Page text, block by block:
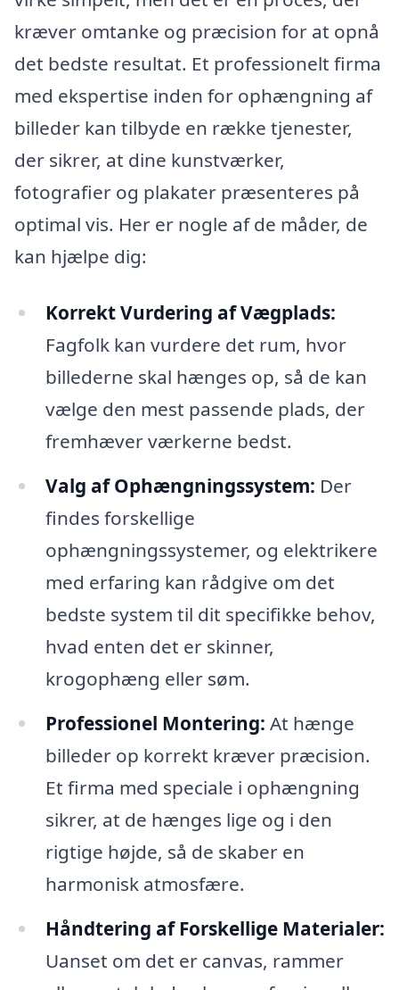
kræver omtanke og præcision for at opnå
det bedste resultat. Et professionelt firma
med ekspertise inden for ophængning af
billeder kan tilbyde en række tjenester,
der sikrer, at dine kunstværker,
fotografier og plakater præsenteres på
optimal vis. Her er nogle af de måder, de
kan hjælpe dig:
Korrekt Vurdering af Vægplads:
Fagfolk kan vurdere det rum, hvor
billederne skal hænges op, så de kan
vælge den mest passende plads, der
fremhæver værkerne bedst.
Valg af Ophængningssystem: Der
findes forskellige
ophængningssystemer, og elektrikere
med erfaring kan rådgive om det
bedste system til dit specifikke behov,
hvad enten det er skinner,
krogophæng eller søm.
Professionel Montering: At hænge
billeder op korrekt kræver præcision.
Et firma med speciale i ophængning
sikrer, at de hænges lige og i den
rigtige højde, så de skaber en
harmonisk atmosfære.
Håndtering af Forskellige Materialer:
Uanset om det er canvas, rammer